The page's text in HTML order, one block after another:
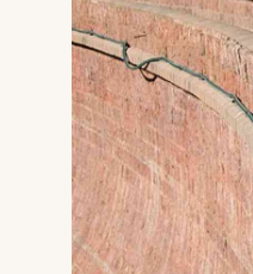
Näytä kuvia